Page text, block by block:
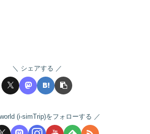
シェアする
(i-simTrip)をフォローする